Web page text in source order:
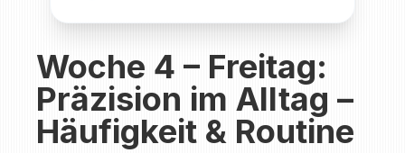
Woche 4 – Freitag:
Präzision im Alltag –
Häufigkeit & Routine